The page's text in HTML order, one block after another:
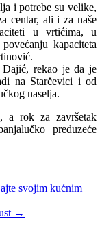
i potrebe su velike,
centar, ali i za naše
u vrtićima, u
kapaciteta
Đajić, rekao je da je
na Starčevici i od
naselja.
a rok za završetak
preduzeće
svojim kućnim
→